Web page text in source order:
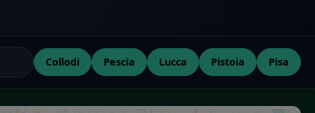
Collodi Pescia Lucca Pistoia Pisa